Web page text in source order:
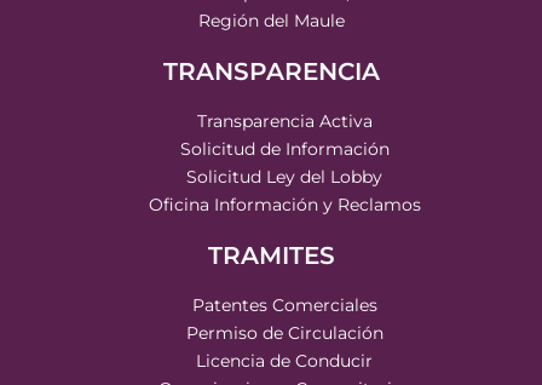
Región del Maule
TRANSPARENCIA
Transparencia Activa
Solicitud de Información
Solicitud Ley del Lobby
Oficina Información y Reclamos
TRAMITES
Patentes Comerciales
Permiso de Circulación
Licencia de Conducir